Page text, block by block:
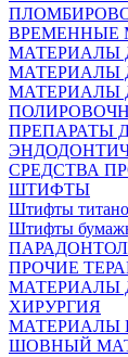
ВРЕМЕННЫЕ
МАТЕРИАЛЫ
МАТЕРИАЛЫ
МАТЕРИАЛЫ
ПРЕПАРАТЫ
СРЕДСТВА
ШТИФТЫ
Штифты
Штифты
ПРОЧИЕ
МАТЕРИАЛЫ
ХИРУРГИЯ
МАТЕРИАЛЫ
ШОВНЫЙ